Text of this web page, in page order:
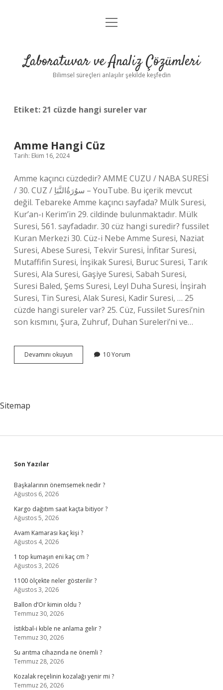
Anasayfa
Yasal Uyarı
menüyü
Laboratuvar ve Analiz Çözümleri
Bilimsel süreçleri anlaşılır şekilde keşfedin
Etiket: 21 cüzde hangi sureler var
Amme Hangi Cüz
Tarih: Ekim 16, 2024
Amme kaçıncı cüzdedir? AMME CUZU / NABA SURESİ
/ 30. CUZ / سوُرَةُالنَّبَاِ – YouTube. Bu içerik mevcut
değil. Tebareke Amme kaçıncı sayfada? Mülk Suresi,
Kur’an-ı Kerim’in 29. cildinde bulunmaktadır. Mülk
Suresi, 561. sayfadadır. 30 cüz hangi suredir? fussilet
Kuran Merkezi 30. Cüz-i Nebe Amme Suresi, Naziat
Suresi, Abese Suresi, Tekvir Suresi, İnfitar Suresi,
Mutaffifin Suresi, İnşikak Suresi, Buruc Suresi, Tarık
Suresi, Ala Suresi, Gaşiye Suresi, Sabah Suresi,
Suresi Baled, Şems Suresi, Leyl Duha Suresi, İnşirah
Suresi, Tin Suresi, Alak Suresi, Kadir Suresi, … 25
cüzde hangi sureler var? 25. Cüz, Fussilet Suresi’nin
son kısmını, Şura, Zuhruf, Duhan Sureleri’ni ve…
Devamını okuyun
Hangi
10 Yorum
Sitemap
Sidebar
Son Yazılar
Başkalarının önemsemek nedir ?
Ağustos 6, 2026
Kargo dağıtım saat kaçta bitiyor ?
Ağustos 5, 2026
Avam Kamarası kaç kişi ?
Ağustos 4, 2026
1 top kumaşın eni kaç cm ?
Ağustos 3, 2026
1100 ölçekte neler gösterilir ?
Ağustos 3, 2026
Ballon d’Or kimin oldu ?
Temmuz 30, 2026
İstikbal-i kıble ne anlama gelir ?
Temmuz 30, 2026
Su arıtma cihazında ne önemli ?
Temmuz 28, 2026
Kozalak reçelinin kozalağı yenir mi ?
Temmuz 26, 2026